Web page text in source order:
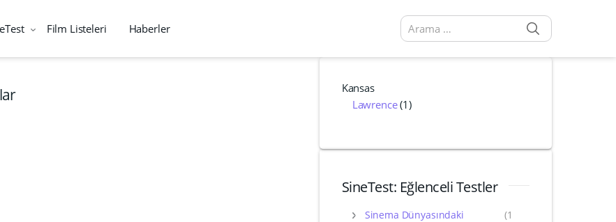
Film Listeleri Haberler
Arama sonuçları:
Kansas
Lawrence(1)
SineTest: Eğlenceli Testler
Sinema Dünyasındaki
(1